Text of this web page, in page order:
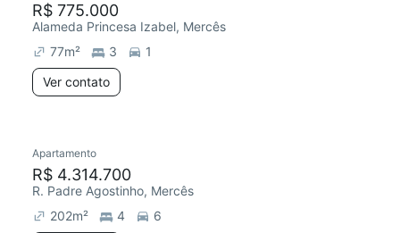
R$ 775.000
Alameda Princesa Izabel, Mercês
77m² 3
1
Ver contato
Apartamento
R$ 4.314.700
R. Padre Agostinho, Mercês
202m² 4
6